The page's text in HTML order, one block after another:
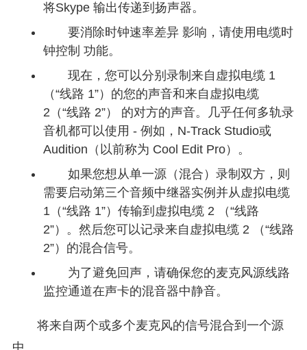
将Skype 输出传递到扬声器。
要消除时钟速率差异 影响，请使用电缆时
钟控制 功能。
现在，您可以分别录制来自虚拟电缆 1
（“线路 1”）的您的声音和来自虚拟电缆
2（“线路 2”） 的对方的声音。几乎任何多轨录
音机都可以使用 - 例如，N-Track Studio或
Audition（以前称为 Cool Edit Pro）。
如果您想从单一源（混合）录制双方，则
需要启动第三个音频中继器实例并从虚拟电缆
1（“线路 1”）传输到虚拟电缆 2 （“线路
2”）。然后您可以记录来自虚拟电缆 2 （“线路
2”）的混合信号。
为了避免回声，请确保您的麦克风源线路
监控通道在声卡的混音器中静音。
将来自两个或多个麦克风的信号混合到一个源
中